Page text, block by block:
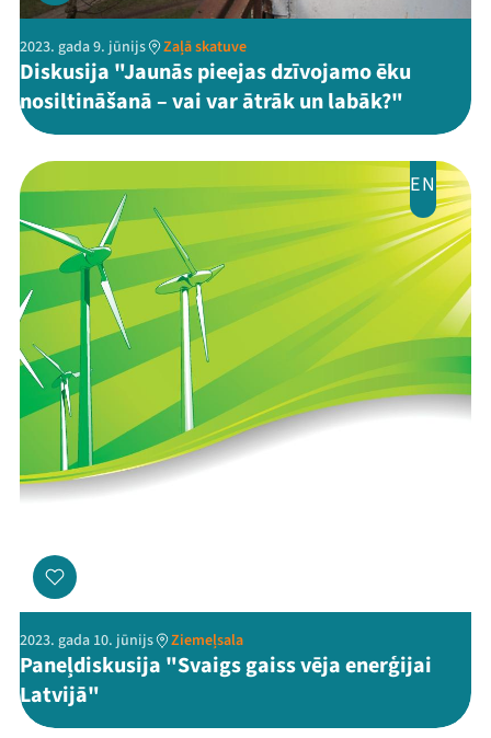
2023. gada 9. jūnijs Zaļā skatuve
Diskusija "Jaunās pieejas dzīvojamo ēku
nosiltināšanā – vai var ātrāk un labāk?"
EN
2023. gada 10. jūnijs Ziemeļsala
Paneļdiskusija "Svaigs gaiss vēja enerģijai
Latvijā"